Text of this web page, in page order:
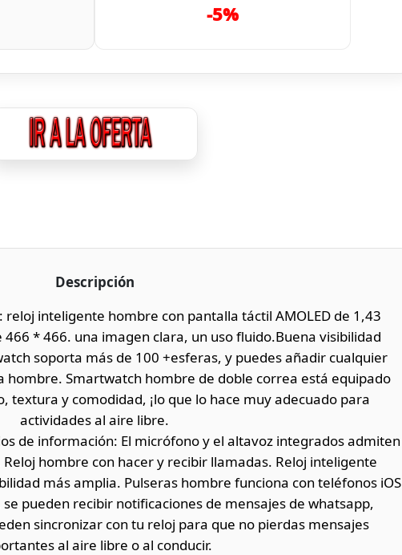
-5%
Descripción
reloj inteligente hombre con pantalla táctil AMOLED de 1,43
466 * 466. una imagen clara, un uso fluido.Buena visibilidad
soporta más de 100 +esferas, y puedes añadir cualquier
Smartwatch hombre de doble correa está equipado
textura y comodidad, ¡lo que lo hace muy adecuado para
actividades al aire libre.
de información: El micrófono y el altavoz integrados admiten
hombre con hacer y recibir llamadas. Reloj inteligente
más amplia. Pulseras hombre funciona con teléfonos iOS
pueden recibir notificaciones de mensajes de whatsapp,
sincronizar con tu reloj para que no pierdas mensajes
al aire libre o al conducir.